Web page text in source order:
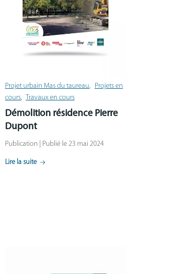
Projet urbain Mas du taureau
Projets en
cours
Travaux en cours
Démolition résidence Pierre
Dupont
Publication | Publié le 23 mai 2024
Lire la suite